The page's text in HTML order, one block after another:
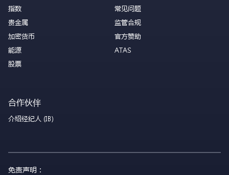
指数
贵金属
加密货币
能源
股票
常见问题
监管合规
官方赞助
ATAS
合作伙伴
介绍经纪人 (IB)
免责声明：